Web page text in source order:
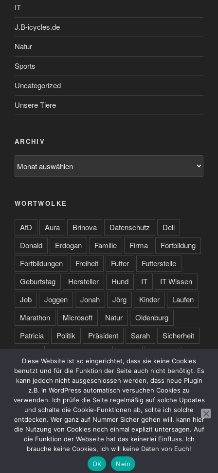
IT
J.B-icycles.de
Natur
Sports
Uncategorized
Unsere Tiere
ARCHIV
WORTWOLKE
AfD Aura Brinova Datenschutz
Dell
Donald
Erdogan Familie Firma
Fortbildung
Fortbildungen
Freiheit Futter
Futterstelle
Geburtstag
Hersteller Hund IT
IT Wissen
Job
Joggen Jonah Jörg Kinder
Laufen
Marathon
Microsoft Natur
Oldenburg
Patricia
Politik Präsident Sarah
Sicherheit
Tochter
Training Trump Türkei
USA
Webseite
Zertifikate
Stolz präsentiert von WordPress
Diese Website ist so eingerichtet, dass sie keine Cookies
benutzt und für die Funktion der Seite auch nicht benötigt. Es
kann jedoch nicht ausgeschlossen werden, dass neue Plugin
z.B. in WordPress automatisch versuchen Cookies zu
verwenden. Ich prüfe die Seite regelmäßig auf solche Updates
und schalte die Cookie-Funktionen ab, sollte ich solche
entdecken. Wer ganz auf Nummer Sicher gehen will, kann hier
die Nutzung von Cookies noch einmal explizit untersagen. Auf
die Funktion der Webseite hat das keinerlei Einfluss. Ich
brauche keine Cookies, ich will keine Daten von Euch!
OK
Nein